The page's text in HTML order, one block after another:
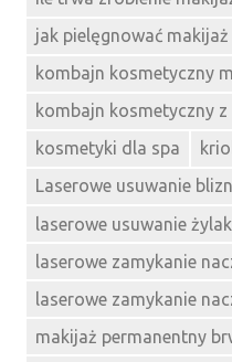
jak pielęgnować
kombajn kosmetyczny
kombajn kosmetyczny
kosmetyki dla spa
Laserowe usuwanie
laserowe usuwanie
laserowe zamykanie
laserowe zamykanie
makijaż permanentny